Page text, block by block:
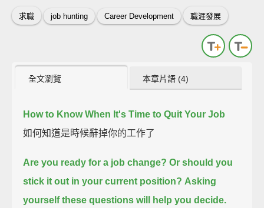
求職 job hunting Career Development 職涯發展
全文瀏覽 本章片語 (4)
How to Know When It's Time to Quit Your Job
如何知道是時候辭掉你的工作了
Are you ready for a job change? Or should you
stick it out in your current position? Asking
yourself these questions will help you decide.